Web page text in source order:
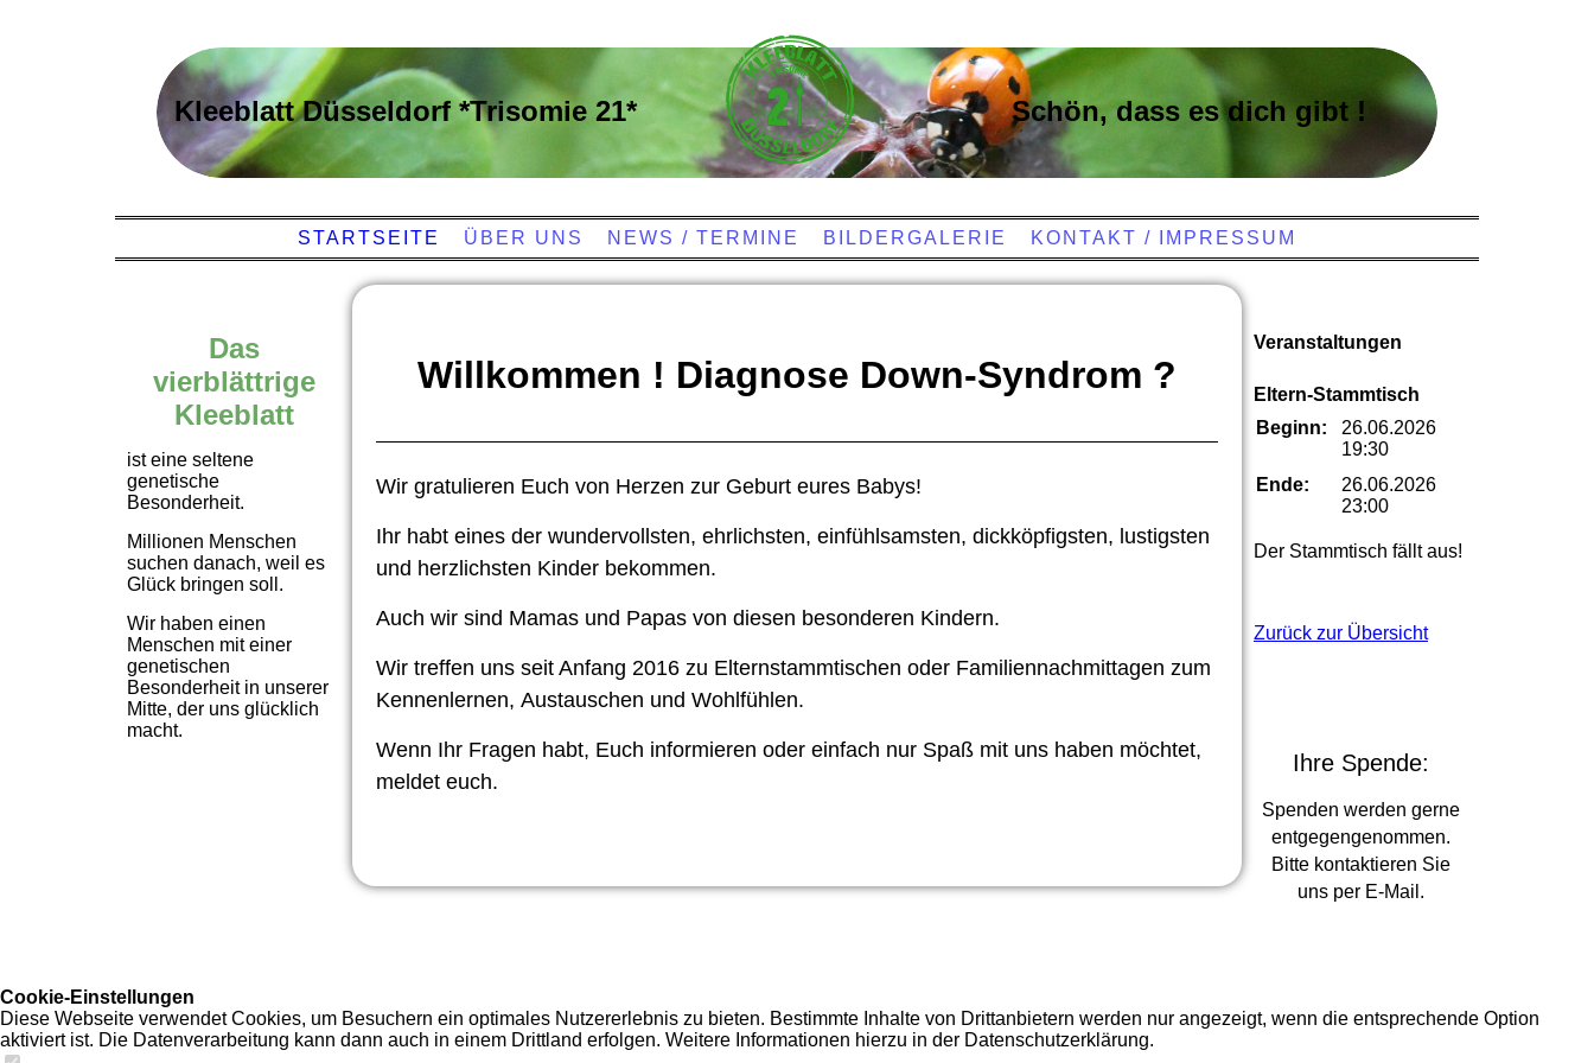
Kleeblatt Düsseldorf *Trisomie 21* Schön, dass es dich gibt !
STARTSEITE ÜBER UNS NEWS / TERMINE BILDERGALERIE KONTAKT / IMPRESSUM
Willkommen ! Diagnose Down-Syndrom ?
Wir gratulieren Euch von Herzen zur Geburt eures Babys!
Ihr habt eines der wundervollsten, ehrlichsten, einfühlsamsten, dickköpfigsten, lustigsten
und herzlichsten Kinder bekommen.
Auch wir sind Mamas und Papas von diesen besonderen Kindern.
Wir treffen uns seit Anfang 2016 zu Elternstammtischen oder Familiennachmittagen zum
Kennenlernen, Austauschen und Wohlfühlen.
Wenn Ihr Fragen habt, Euch informieren oder einfach nur Spaß mit uns haben möchtet,
meldet euch.
Das
vierblättrige
Kleeblatt
ist eine seltene
genetische
Besonderheit.
Millionen Menschen
suchen danach, weil es
Glück bringen soll.
Wir haben einen
Menschen mit einer
genetischen
Besonderheit in unserer
Mitte, der uns glücklich
macht.
Veranstaltungen
Eltern-Stammtisch
Beginn:
26.06.2026
19:30
Ende:
26.06.2026
23:00
Der Stammtisch fällt aus!
Zurück zur Übersicht
Ihre Spende:
Spenden werden gerne
entgegengenommen.
Bitte kontaktieren Sie
uns per E-Mail.
Cookie-Einstellungen
Diese Webseite verwendet Cookies, um Besuchern ein optimales Nutzererlebnis zu bieten. Bestimmte Inhalte von Drittanbietern werden nur angezeigt, wenn die entsprechende Option
aktiviert ist. Die Datenverarbeitung kann dann auch in einem Drittland erfolgen. Weitere Informationen hierzu in der Datenschutzerklärung.